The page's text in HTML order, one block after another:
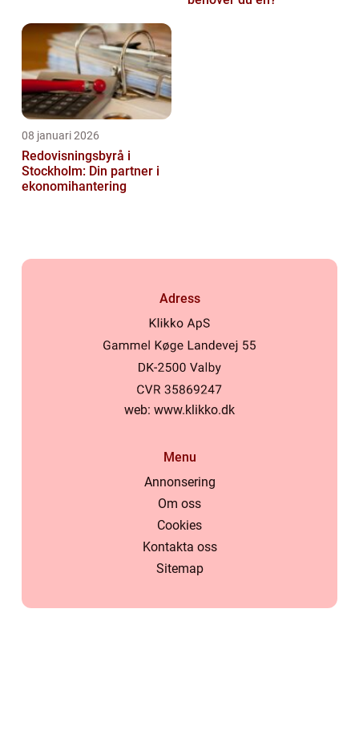
08 januari 2026
Redovisningsbyrå i
Stockholm: Din partner i
ekonomihantering
Adress
web: www.klikko.dk
Menu
Annonsering
Om oss
Cookies
Kontakta oss
Sitemap